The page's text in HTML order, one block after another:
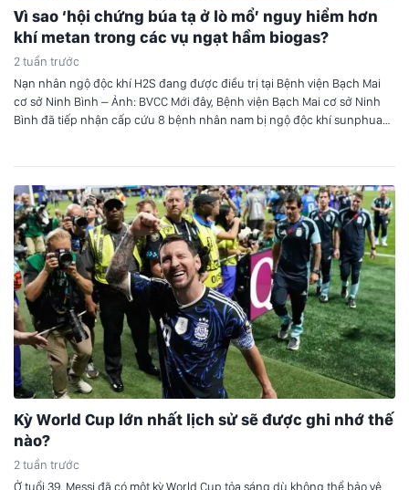
Vì sao ‘hội chứng búa tạ ở lò mổ’ nguy hiểm hơn
khí metan trong các vụ ngạt hầm biogas?
2 tuần trước
Nạn nhân ngộ độc khí H2S đang được điều trị tại Bệnh viện Bạch Mai
cơ sở Ninh Bình – Ảnh: BVCC Mới đây, Bệnh viện Bạch Mai cơ sở Ninh
Bình đã tiếp nhận cấp cứu 8 bệnh nhân nam bị ngộ độc khí sunphua
Kỳ World Cup lớn nhất lịch sử sẽ được ghi nhớ thế
nào?
2 tuần trước
Ở tuổi 39, Messi đã có một kỳ World Cup tỏa sáng dù không thể bảo vệ